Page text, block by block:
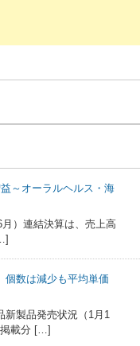
～オーラルヘルス・海
）連結決算は、売上高
個数は減少も平均単価
製品発売状況（1月1
掲載分 […]